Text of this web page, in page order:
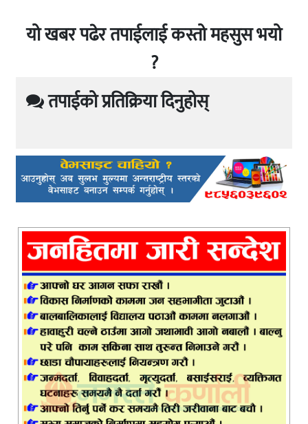
यो खबर पढेर तपाईलाई कस्तो महसुस भयो
?
तपाईको प्रतिक्रिया दिनुहोस्